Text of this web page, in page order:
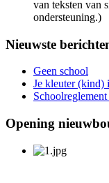
van teksten van
ondersteuning.)
Nieuwste
Geen school
Je kleuter (kind)
Opening